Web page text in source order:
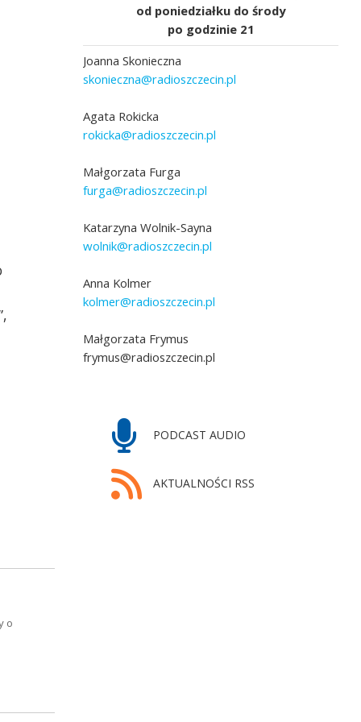
ZPiT Ziemi
Krąg w strojach Jamneńskich, fot z
od poniedziałku do środy
po godzinie 21
Joanna Skonieczna
skonieczna@radioszczecin.pl
Agata Rokicka
rokicka@radioszczecin.pl
Małgorzata Furga
furga@radioszczecin.pl
Katarzyna Wolnik-Sayna
wolnik@radioszczecin.pl
Anna Kolmer
kolmer@radioszczecin.pl
Małgorzata Frymus
frymus@radioszczecin.pl
PODCAST AUDIO
AKTUALNOŚCI RSS
o